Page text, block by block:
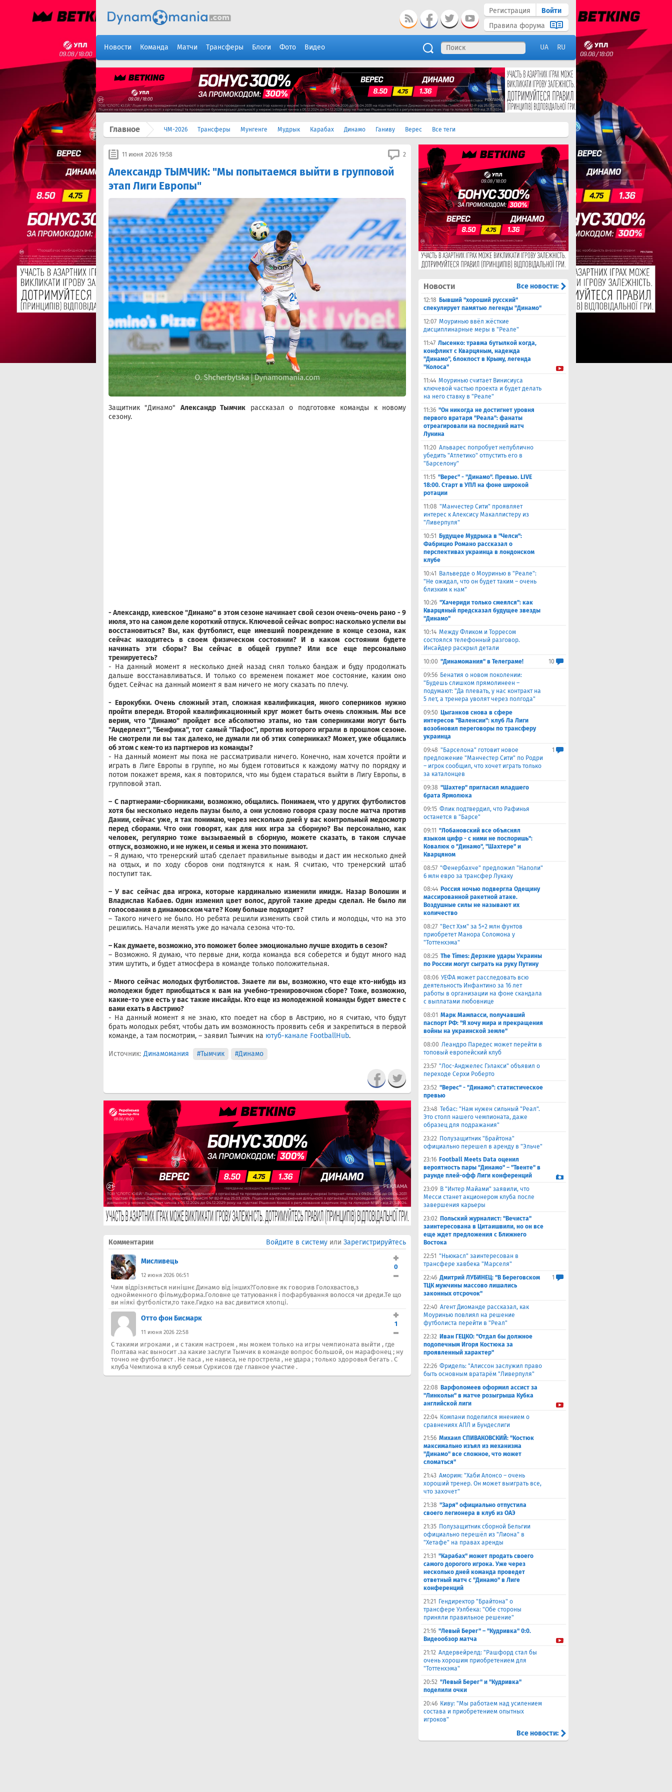
Регистрация
Войти
Правила форума
Новости Команда Матчи Трансферы Блоги Фото Видео UA RU
Главное ЧМ-2026 Трансферы Мунгенге Мудрык Карабах Динамо Ганиву Верес Все теги
11 июня 2026 19:58 2
Александр ТЫМЧИК: "Мы попытаемся выйти в групповой
этап Лиги Европы"
Защитник "Динамо" Александр Тымчик рассказал о подготовке команды к новому
сезону.
- Александр, киевское "Динамо" в этом сезоне начинает свой сезон очень-очень рано - 9
июля, это на самом деле короткий отпуск. Ключевой сейчас вопрос: насколько успели вы
восстановиться? Вы, как футболист, еще имевший повреждение в конце сезона, как
сейчас находитесь в своем физическом состоянии? И в каком состоянии будете
начинать эти сборы? Вы сейчас в общей группе? Или все еще персонально
тренируетесь?
- На данный момент я несколько дней назад снял только бандаж и буду продолжать
дальше восстанавливаться. И только со временем покажет мое состояние, каким оно
будет. Сейчас на данный момент я вам ничего не могу сказать по плечу.
- Еврокубки. Очень сложный этап, сложная квалификация, много соперников нужно
пройти впереди. Второй квалификационный круг может быть очень сложным. Мы все
верим, что "Динамо" пройдет все абсолютно этапы, но там соперниками могут быть
"Андерлехт", "Бенфика", тот самый "Пафос", против которого играли в прошлом сезоне.
Не смотрели ли вы так далеко, не думали ли об этих соперниках? Может, уже общались
об этом с кем-то из партнеров из команды?
- На данный момент мы пока не рассматривали ничего. Конечно, нам хочется пройти и
играть в Лиге Европы в группе, но мы будем готовиться к каждому матчу по порядку и
потом покажет время, как я повторился, что мы будем стараться выйти в Лигу Европы, в
групповой этап.
– С партнерами-сборниками, возможно, общались. Понимаем, что у других футболистов
хотя бы несколько недель паузы было, а они условно говоря сразу после матча против
Дании, сейчас уже, я так понимаю, через несколько дней у вас контрольный медосмотр
перед сборами. Что они говорят, как для них игра за сборную? Вы персонально, как
человек, регулярно тоже вызываемый в сборную, можете сказать, в таком случае
отпуск, возможно, и не нужен, и семья и жена это понимают.
– Я думаю, что тренерский штаб сделает правильные выводы и даст им несколько дней
на отдых, и по ходу сборов они подтянутся к нам. Я считаю, что тренерский штаб
поступит так.
– У вас сейчас два игрока, которые кардинально изменили имидж. Назар Волошин и
Владислав Кабаев. Один изменил цвет волос, другой такие дреды сделал. Не было ли
голосования в динамовском чате? Кому больше подходит?
– Такого ничего не было. Но ребята решили изменить свой стиль и молодцы, что на это
решились. Начали менять уже до начала сезона что-то.
– Как думаете, возможно, это поможет более эмоционально лучше входить в сезон?
– Возможно. Я думаю, что первые дни, когда команда вся соберется и будут много над
этим шутить, и будет атмосфера в команде только положительная.
- Много сейчас молодых футболистов. Знаете ли вы, возможно, что еще кто-нибудь из
молодежи будет приобщаться к вам на учебно-тренировочном сборе? Тоже, возможно,
какие-то уже есть у вас такие инсайды. Кто еще из молодежной команды будет вместе с
вами ехать в Австрию?
- На данный момент я не знаю, кто поедет на сбор в Австрию, но я считаю, что будут
брать молодых ребят, чтобы дать им возможность проявить себя и закрепиться в первой
команде, а там посмотрим, – заявил Тымчик на ютуб-канале FootballHub.
Источник: Динамомания #Тымчик #Динамо
Комментарии Войдите в систему или Зарегистрируйтесь
Мисливець
12 июня 2026 06:51
0
Чим відрізняється нинішнє Динамо від інших?Головне як говорив Голохвастов,з
однойменного фільму,форма.Головне це татуювання і пофарбування волосся чи дреди.Те що
ви ніякі футболісти,то таке.Гидко на вас дивитися хлопці.
Отто фон Бисмарк
11 июня 2026 22:58
1
С такими игроками , и с таким настроем , мы можем только на игры чемпионата выйти , где
Полтава нас выносит .за какие заслуги Тымчик в команде вопрос большой, он марафонец ; ну
точно не футболист . Не паса , не навеса, не прострела , не удара ; только здоровья бегать . С
клуба Чемпиона в клуб семьи Суркисов где главное участие .
Новости Все новости:
12:18 Бывший "хороший русский"
спекулирует памятью легенды "Динамо"
12:07 Моуринью ввёл жёсткие
дисциплинарные меры в "Реале"
11:47 Лысенко: травма бутылкой когда,
конфликт с Кварцяным, надежда
"Динамо", блокпост в Крыму, легенда
"Колоса"
11:44 Моуринью считает Винисиуса
ключевой частью проекта и будет делать
на него ставку в "Реале"
11:36 "Он никогда не достигнет уровня
первого вратаря "Реала": фанаты
отреагировали на последний матч
Лунина
11:20 Альварес попробует непублично
убедить "Атлетико" отпустить его в
"Барселону"
11:15 "Верес" - "Динамо". Превью. LIVE
18:00. Старт в УПЛ на фоне широкой
ротации
11:08 "Манчестер Сити" проявляет
интерес к Алексису Макаллистеру из
"Ливерпуля"
10:51
Будущее Мудрыка в "Челси":
Фабрицио Романо рассказал о
перспективах украинца в лондонском
клубе
10:41
Вальверде о Моуринью в "Реале":
"Не ожидал, что он будет таким – очень
близким к нам"
10:26 "Хачериди только смеялся": как
Кварцяный предсказал будущее звезды
"Динамо"
10:14 Между Фликом и Торресом
состоялся телефонный разговор.
Инсайдер раскрыл детали
10:00 "Динамомания" в Телеграме!
10
09:56 Бенатия о новом поколении:
"Будешь слишком прямолинеен –
подумают: "Да плевать, у нас контракт на
5 лет, а тренера уволят через полгода"
09:50 Цыганков снова в сфере
интересов "Валенсии": клуб Ла Лиги
возобновил переговоры по трансферу
украинца
09:48 ​"Барселона" готовит новое
предложение "Манчестер Сити" по Родри
– игрок сообщил, что хочет играть только
за каталонцев
1
09:38 "Шахтер" пригласил младшего
брата Ярмолюка
09:15 Флик подтвердил, что Рафинья
останется в "Барсе"
09:11 "Лобановский все объяснял
языком цифр - с ними не поспоришь":
Ковалюк о "Динамо", "Шахтере" и
Кварцяном
08:57 "Фенербахче" предложил "Наполи"
6 млн евро за трансфер Лукаку
08:44 Россия ночью подвергла Одещину
массированной ракетной атаке.
Воздушные силы не называют их
количество
08:27 "Вест Хэм" за 5+2 млн фунтов
приобретет Манора Соломона у
"Тоттенхэма"
08:25 The Times: Дерзкие удары Украины
по России могут сыграть на руку Путину
08:06 УЕФА может расследовать всю
деятельность Инфантино за 16 лет
работы в организации на фоне скандала
с выплатами любовнице
08:01 Марк Мампасси, получавший
паспорт РФ: "Я хочу мира и прекращения
войны на украинской земле"
08:00 Леандро Паредес может перейти в
топовый европейский клуб
23:57 "Лос-Анджелес Гэлакси" объявил о
переходе Серхи Роберто
23:52 "Верес" - "Динамо": статистическое
превью
23:48 Тебас: "Нам нужен сильный "Реал".
Это столп нашего чемпионата, даже
образец для подражания"
23:22 Полузащитник "Брайтона"
официально перешел в аренду в "Эльче"
23:16 Football Meets Data оценил
вероятность пары "Динамо" – "Твенте" в
раунде плей-офф Лиги конференций
23:09 В "Интер Майами" заявили, что
Месси станет акционером клуба после
завершения карьеры
23:02 Польский журналист: "Вечиста"
заинтересована в Цитаишвили, но он все
еще ждет предложения с Ближнего
Востока
22:51 "Ньюкасл" заинтересован в
трансфере хавбека "Марселя"
22:46 Дмитрий ЛУБИНЕЦ: "В Береговском
ТЦК мужчины массово лишались
законных отсрочок"
1
22:40 Агент Диоманде рассказал, как
Моуринью повлиял на решение
футболиста перейти в "Реал"
22:32 Иван ГЕЦКО: "Отдал бы должное
подопечным Игоря Костюка за
проявленный характер"
22:26 Фридель: "Алиссон заслужил право
быть основным вратарём "Ливерпуля"
22:08 Варфоломеев оформил ассист за
"Линкольн" в матче розыгрыша Кубка
английской лиги
22:04 Компани поделился мнением о
сравнениях АПЛ и Бундеслиги
21:56 Михаил СПИВАКОВСКИЙ: "Костюк
максимально изъял из механизма
"Динамо" все сложное, что может
сломаться"
21:43 Аморим: "Хаби Алонсо – очень
хороший тренер. Он может выиграть все,
что захочет"
21:38 "Заря" официально отпустила
своего легионера в клуб из ОАЭ
21:35 Полузащитник сборной Бельгии
официально перешёл из "Лиона" в
"Хетафе" на правах аренды
21:31 "Карабах" может продать своего
самого дорогого игрока. Уже через
несколько дней команда проведет
ответный матч с "Динамо" в Лиге
конференций
21:21
Гендиректор "Брайтона" о
трансфере Уэлбека: "Обе стороны
приняли правильное решение"
21:16 "Левый Берег" – "Кудривка" 0:0.
Видеообзор матча
21:12 Алдервейрелд: "Рашфорд стал бы
очень хорошим приобретением для
"Тоттенхэма"
20:52 "Левый Берег" и "Кудривка"
поделили очки
20:46 Киву: "Мы работаем над усилением
состава и приобретением опытных
игроков"
Все новости: